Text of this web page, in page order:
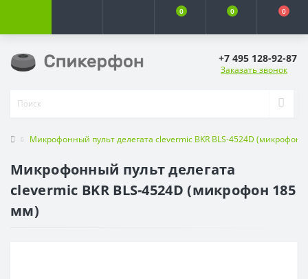
0 0 0
+7 495 128-92-87
Заказать звонок
Микрофонный пульт делегата clevermic BKR BLS-4524D (микрофон
Микрофонный пульт делегата
clevermic BKR BLS-4524D (микрофон 185
мм)